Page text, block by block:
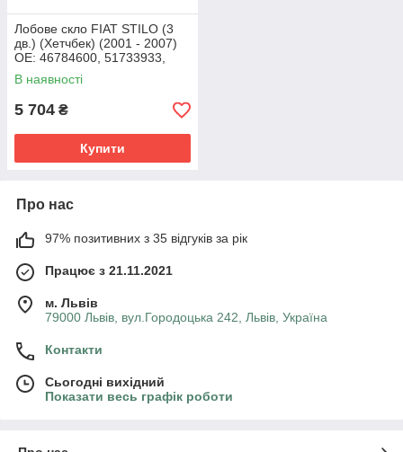
Лобове скло FIAT STILO (3
дв.) (Хетчбек) (2001 - 2007)
OE: 46784600, 51733933,
71754655
В наявності
5 704 ₴
Купити
Про нас
97% позитивних з 35 відгуків за рік
Працює з 21.11.2021
м. Львів
79000 Львів, вул.Городоцька 242, Львів, Україна
Контакти
Сьогодні вихідний
Показати весь графік роботи